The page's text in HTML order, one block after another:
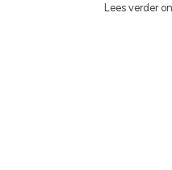
Lees verder